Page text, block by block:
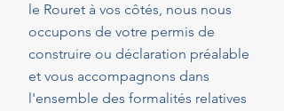
le Rouret à vos côtés, nous nous
occupons de votre permis de
construire ou déclaration préalable
et vous accompagnons dans
l'ensemble des formalités relatives